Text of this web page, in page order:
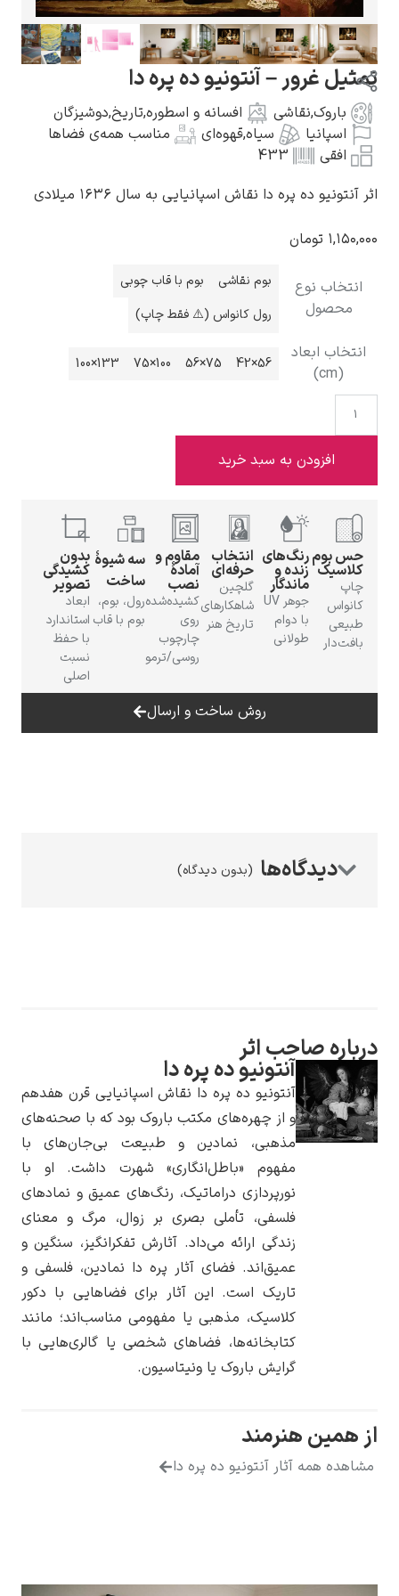
گوستاو کلیمت
ادوارد مونک
کامی پیسارو
ادوارد هاپر
ادگار دگا
پیر آگوست رنوآر
یوهانس فرمیر
پرفروش‌ترین
غرور – آنتونیو ده پره دا
,نقاشی افسانه و اسطوره تاریخ,دوشیزگان
سیاه قهوه‌ای
مناسب همه‌ی فضاها
433
ده پره دا نقاش اسپانیایی به سال ۱۶۳۶ میلادی
تومان
نوع
بوم نقاشی
بوم با قاب چوبی
رول کانواس (⚠️ فقط چاپ)
ابعاد
56×42
75×56
100×75
133×100
افزودن به سبد خرید
رنگ‌های
زنده و
ماندگار
جوهر UV
با دوام
طولانی
انتخاب
حرفه‌ای
گلچین
شاهکارهای
تاریخ هنر
مقاوم و
آمادهٔ
نصب
کشیده‌شده
روی
چارچوب
سه شیوهٔ
ساخت
رول، بوم،
بوم با قاب
بدون
کشیدگی
تصویر
ابعاد
استاندارد
نسبت
روش ساخت و ارسال
(بدون دیدگاه)
صاحب اثر
آنتونیو ده پره دا
آنتونیو ده پره دا نقاش اسپانیایی قرن هفدهم
و از چهره‌های مکتب باروک بود که با صحنه‌های
مذهبی، نمادین و طبیعت بی‌جان‌های با
مفهوم «باطل‌انگاری» شهرت داشت. او با
نورپردازی دراماتیک، رنگ‌های عمیق و نمادهای
فلسفی، تأملی بصری بر زوال، مرگ و معنای
زندگی ارائه می‌داد. آثارش تفکرانگیز، سنگین و
عمیق‌اند. فضای آثار پره دا نمادین، فلسفی و
تاریک است. این آثار برای فضاهایی با دکور
کلاسیک، مذهبی یا مفهومی مناسب‌اند؛ مانند
کتابخانه‌ها، فضاهای شخصی یا گالری‌هایی با
گرایش باروک یا ونیتاسیون.
هنرمند
همه آثار آنتونیو ده پره دا